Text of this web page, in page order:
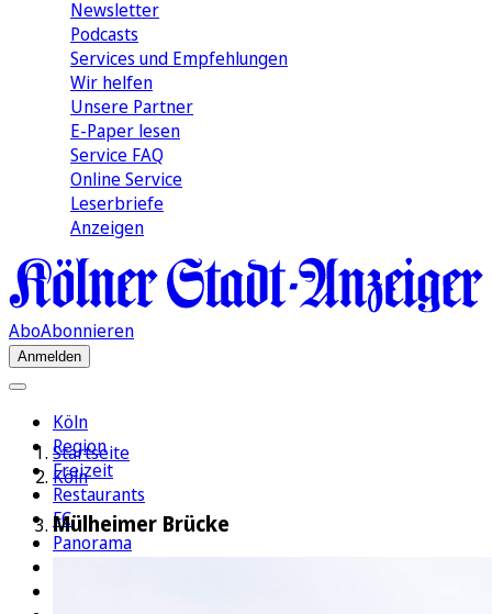
Newsletter
Podcasts
Services und Empfehlungen
Wir helfen
Unsere Partner
E-Paper lesen
Service FAQ
Online Service
Leserbriefe
Anzeigen
AboAbonnieren
Anmelden
Köln
Region
Freizeit
Restaurants
FC
Panorama
Startseite
Köln
Mülheimer Brücke